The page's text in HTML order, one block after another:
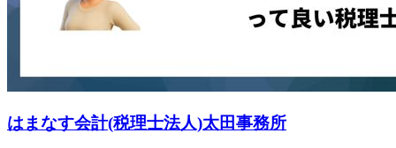
はまなす会計(税理士法人)太田事務所